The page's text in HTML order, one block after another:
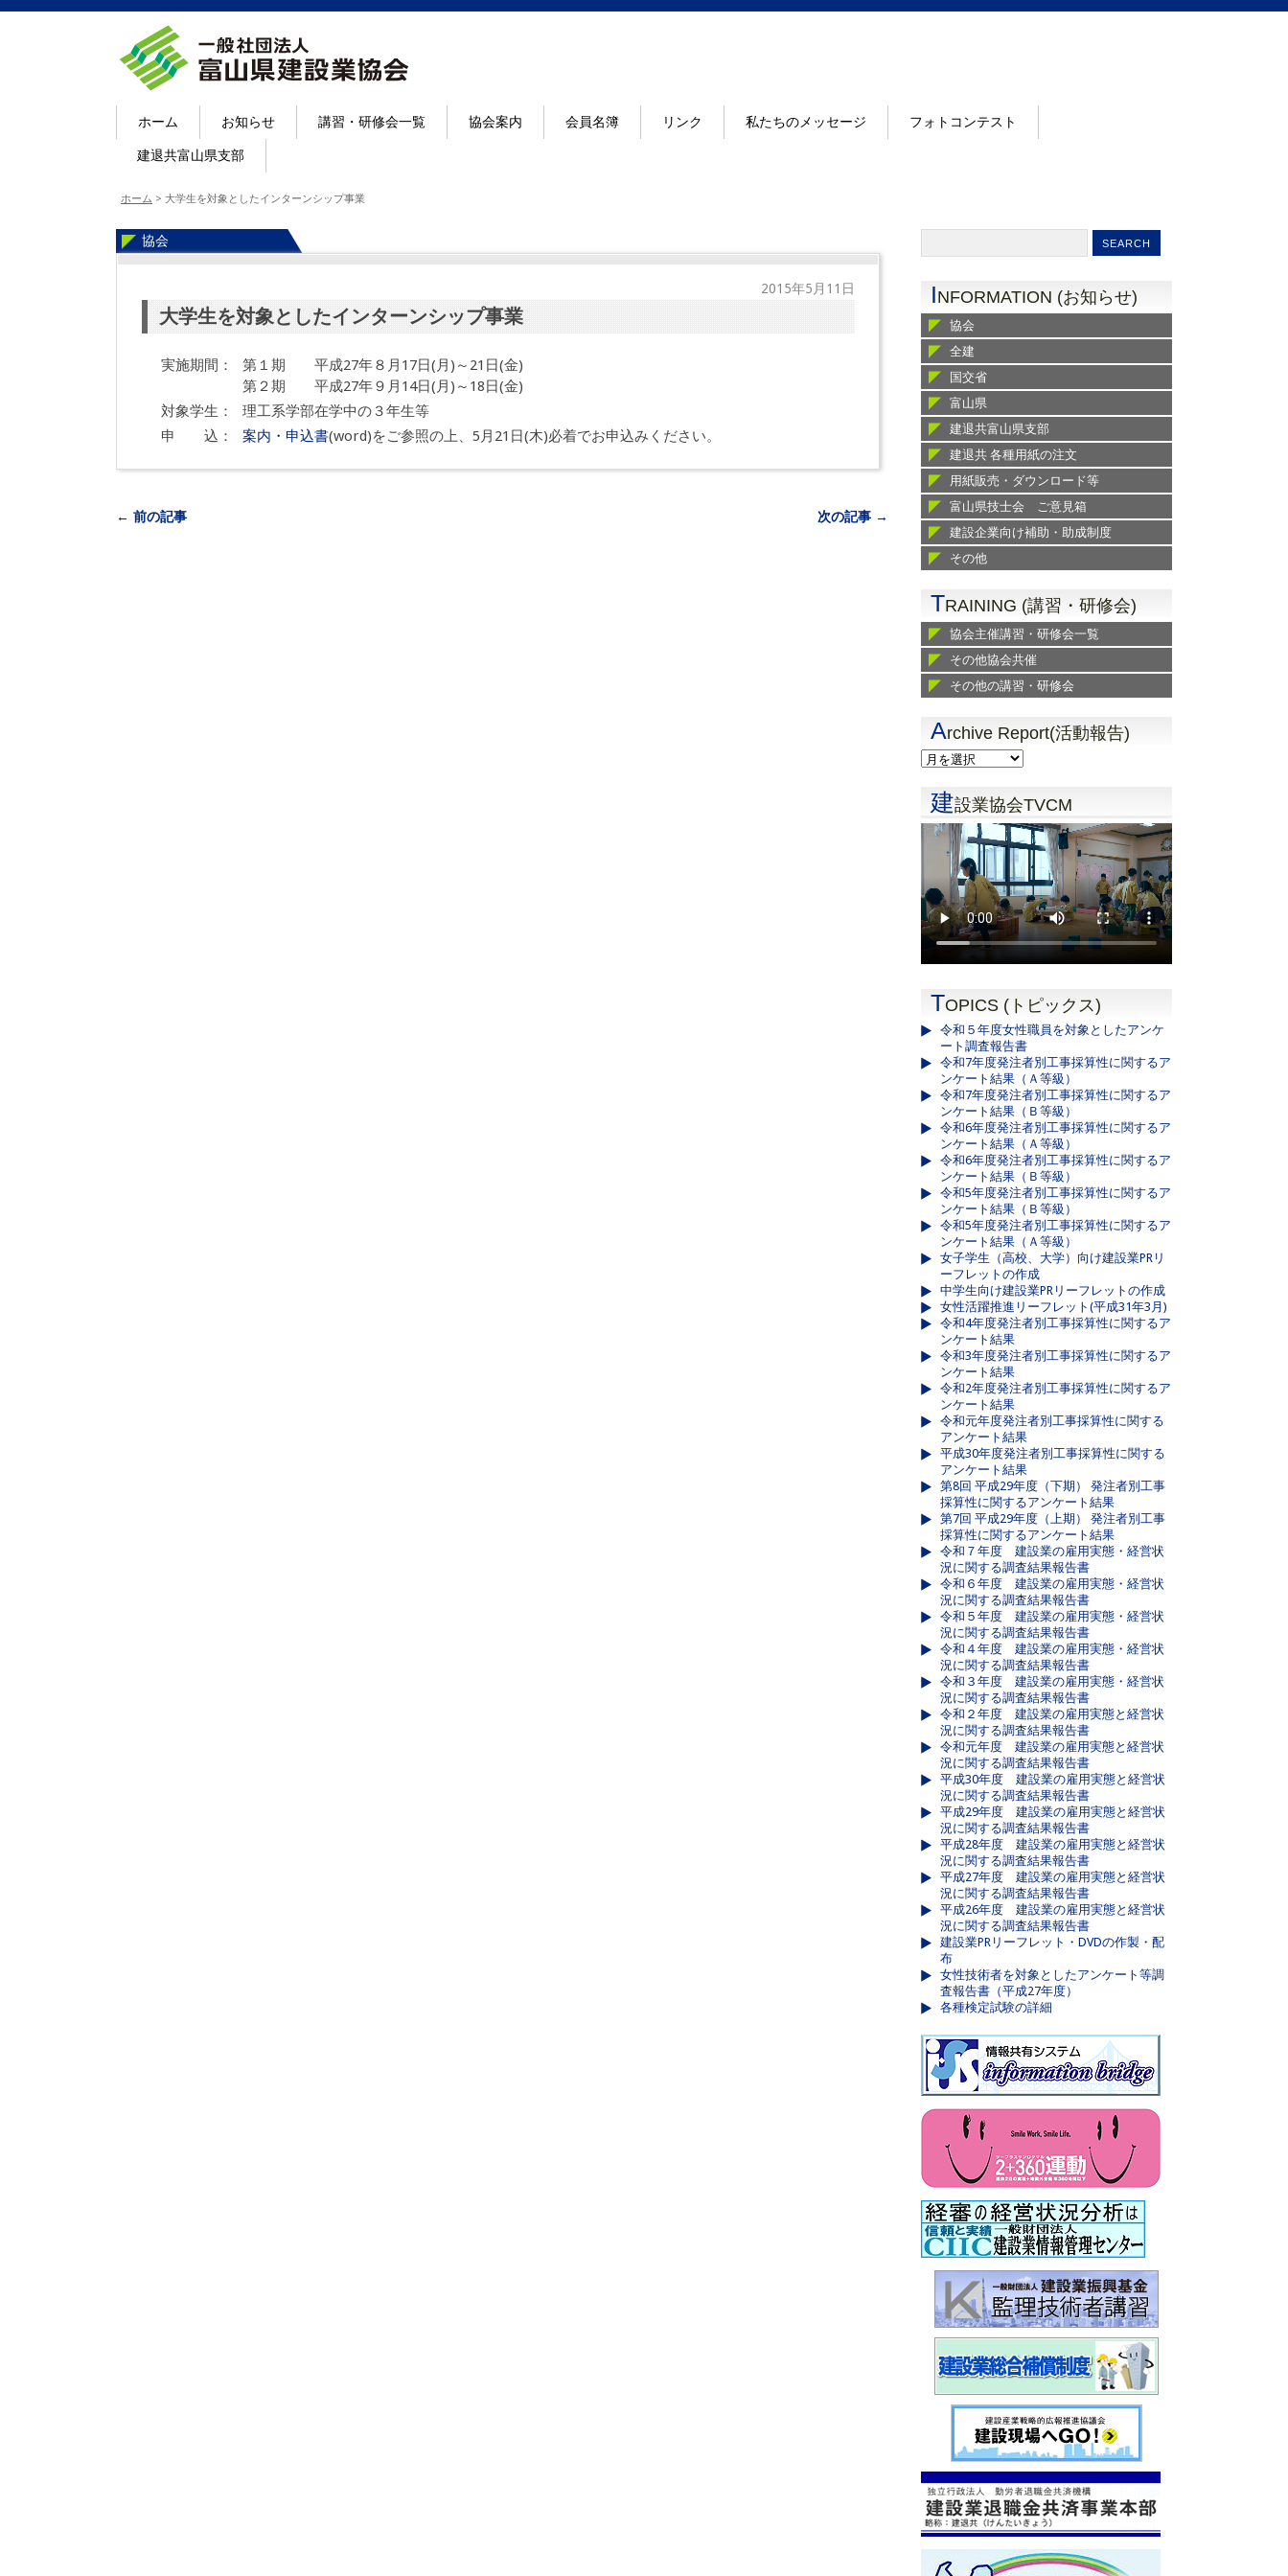
ホーム お知らせ 講習・研修会一覧 協会案内 会員名簿 リンク 私たちのメッセージ フォトコンテスト
建退共富山県支部
ホーム > 大学生を対象としたインターンシップ事業
協会
2015年5月11日
大学生を対象としたインターンシップ事業
実施期間：
第１期 平成27年８月17日(月)～21日(金)
第２期 平成27年９月14日(月)～18日(金)
対象学生：
理工系学部在学中の３年生等
申 込：
案内・申込書(word)をご参照の上、5月21日(木)必着でお申込みください。
← 前の記事 次の記事 →
INFORMATION (お知らせ)
協会
全建
国交省
富山県
建退共富山県支部
建退共 各種用紙の注文
用紙販売・ダウンロード等
富山県技士会 ご意見箱
建設企業向け補助・助成制度
その他
TRAINING (講習・研修会)
協会主催講習・研修会一覧
その他協会共催
その他の講習・研修会
Archive Report(活動報告)
建設業協会TVCM
TOPICS (トピックス)
令和５年度女性職員を対象としたアンケ
ート調査報告書
令和7年度発注者別工事採算性に関するア
ンケート結果（Ａ等級）
令和7年度発注者別工事採算性に関するア
ンケート結果（Ｂ等級）
令和6年度発注者別工事採算性に関するア
ンケート結果（Ａ等級）
令和6年度発注者別工事採算性に関するア
ンケート結果（Ｂ等級）
令和5年度発注者別工事採算性に関するア
ンケート結果（Ｂ等級）
令和5年度発注者別工事採算性に関するア
ンケート結果（Ａ等級）
女子学生（高校、大学）向け建設業PRリ
ーフレットの作成
中学生向け建設業PRリーフレットの作成
女性活躍推進リーフレット(平成31年3月)
令和4年度発注者別工事採算性に関するア
ンケート結果
令和3年度発注者別工事採算性に関するア
ンケート結果
令和2年度発注者別工事採算性に関するア
ンケート結果
令和元年度発注者別工事採算性に関する
アンケート結果
平成30年度発注者別工事採算性に関する
アンケート結果
第8回 平成29年度（下期） 発注者別工事
採算性に関するアンケート結果
第7回 平成29年度（上期） 発注者別工事
採算性に関するアンケート結果
令和７年度 建設業の雇用実態・経営状
況に関する調査結果報告書
令和６年度 建設業の雇用実態・経営状
況に関する調査結果報告書
令和５年度 建設業の雇用実態・経営状
況に関する調査結果報告書
令和４年度 建設業の雇用実態・経営状
況に関する調査結果報告書
令和３年度 建設業の雇用実態・経営状
況に関する調査結果報告書
令和２年度 建設業の雇用実態と経営状
況に関する調査結果報告書
令和元年度 建設業の雇用実態と経営状
況に関する調査結果報告書
平成30年度 建設業の雇用実態と経営状
況に関する調査結果報告書
平成29年度 建設業の雇用実態と経営状
況に関する調査結果報告書
平成28年度 建設業の雇用実態と経営状
況に関する調査結果報告書
平成27年度 建設業の雇用実態と経営状
況に関する調査結果報告書
平成26年度 建設業の雇用実態と経営状
況に関する調査結果報告書
建設業PRリーフレット・DVDの作製・配
布
女性技術者を対象としたアンケート等調
査報告書（平成27年度）
各種検定試験の詳細